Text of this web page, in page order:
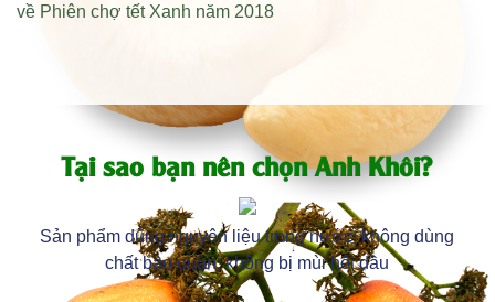
về Phiên chợ tết Xanh năm 2018
Tại sao bạn nên chọn Anh Khôi?
Sản phẩm dùng nguyên liệu trong nước, không dùng
chất bảo quản, không bị mùi hôi dầu